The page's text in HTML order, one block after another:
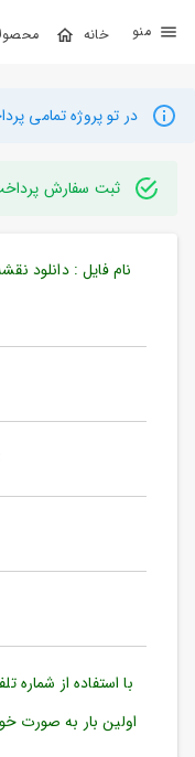
محصولات حساب
بستن
محصولات
اشتراک
ها
حساب
ورود
کاربری
بازیابی
عبور
در تو پروژه تمامی
ثبت سفارش
با استفاده از
اولین بار به صورت